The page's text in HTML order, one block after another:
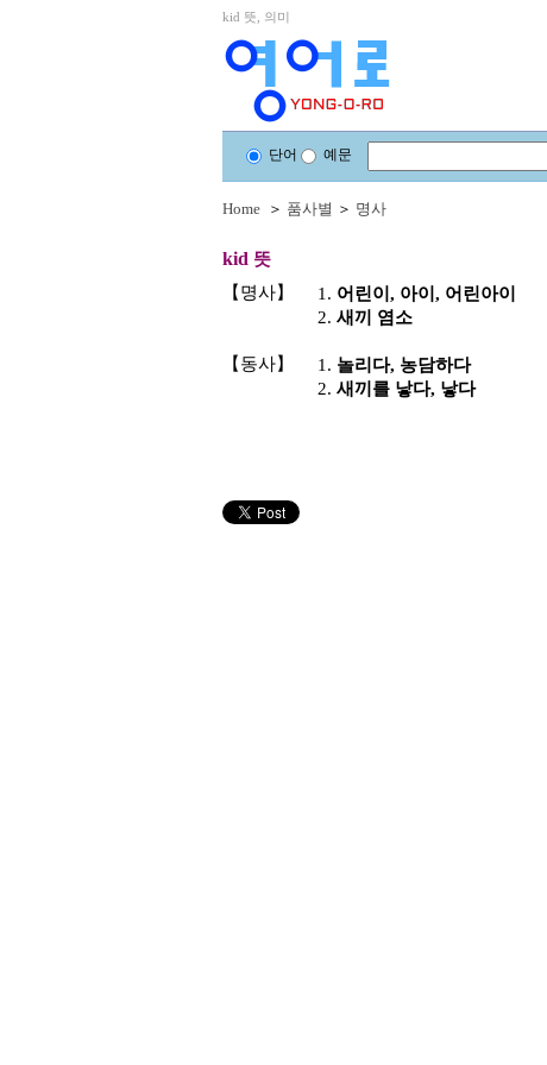
kid 뜻, 의미
단어 예문
Home ＞ 품사별 ＞ 명사
kid 뜻
【명사】
1. 어린이, 아이, 어린아이
2. 새끼 염소
【동사】 1. 놀리다, 농담하다
2. 새끼를 낳다, 낳다